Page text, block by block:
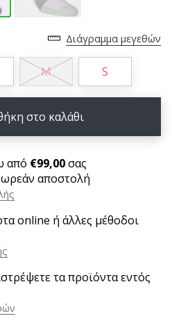
Διάγραμμα μεγεθών
M S
στο καλάθι
από €99,00σας
αποστολή
online ή άλλες μέθοδοι
τα προϊόντα εντός